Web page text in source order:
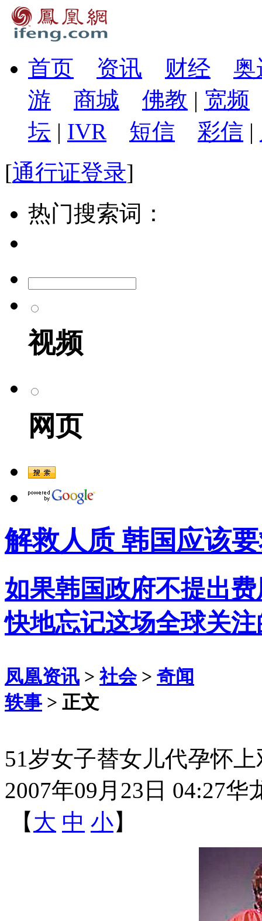
首页 资讯 财经
奥
游
商城 佛教 | 宽频
坛 | IVR 短信 彩信 |
[通行证登录]
热门搜索词：
视频
网页
解救人质 韩国应该
如果韩国政府不提出
快地忘记这场全球关
凤凰资讯 >社会> 奇闻
轶事 > 正文
51岁女子替女儿代孕怀
2007年09月23日 04:27华
【大 中 小】